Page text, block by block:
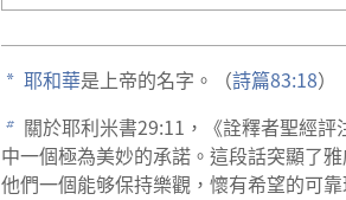
a 耶和華是上帝的名字。（詩篇83:18）
b 關於耶利米書29:11，《詮釋者聖經
中一個極為美妙的承諾。這段話突顯了
他們一個能够保持樂觀，懷有希望的可靠